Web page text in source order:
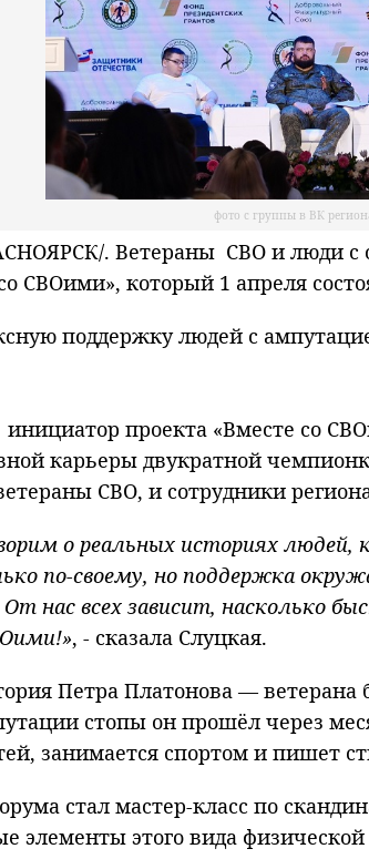
фото с группы в ВК
. Ветераны СВО и люди с
СВОими», который 1 апреля
поддержку людей с
проекта «Вместе со
карьеры двукратной
СВО, и сотрудники
о реальных историях
по-своему, но поддержка
нас всех зависит, насколько
, - сказала Слуцкая.
Петра Платонова —
стопы он прошёл через
занимается спортом и пишет
стал мастер‑класс по
элементы этого вида